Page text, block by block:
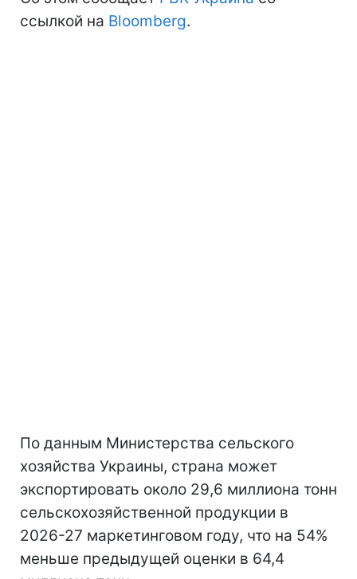
ссылкой на Bloomberg.
По данным Министерства сельского
хозяйства Украины, страна может
экспортировать около 29,6 миллиона тонн
сельскохозяйственной продукции в
2026-27 маркетинговом году, что на 54%
меньше предыдущей оценки в 64,4